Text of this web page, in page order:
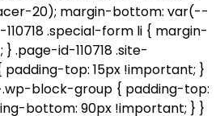
20); margin-bottom: var(--
.special-form li { margin-
.page-id-110718 .site-
top: 15px !important; }
block-group { padding-top:
bottom: 90px !important; } }